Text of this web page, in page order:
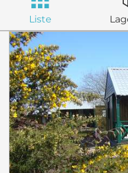
Liste